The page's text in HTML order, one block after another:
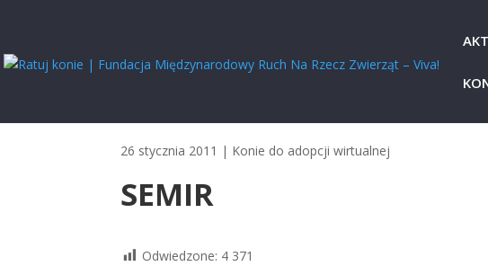
26 stycznia 2011 | Konie do adopcji wirtualnej
SEMIR
Odwiedzone: 4 371